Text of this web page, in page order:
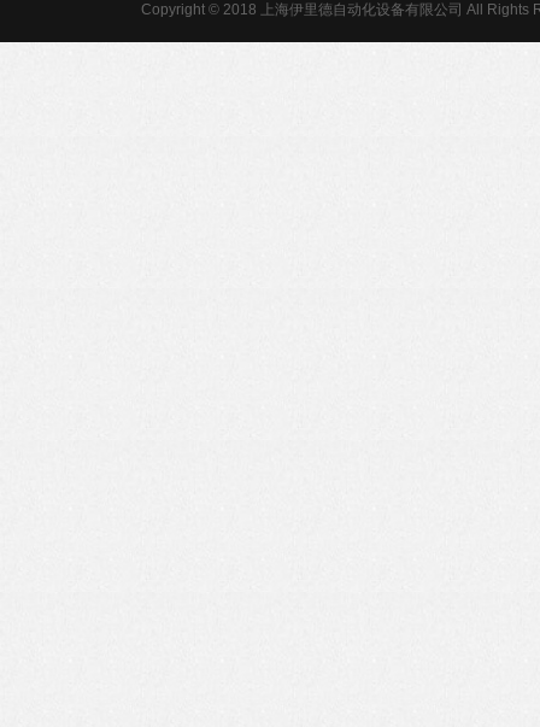
Copyright © 2018 上海伊里德自动化设备有限公司 All Rights